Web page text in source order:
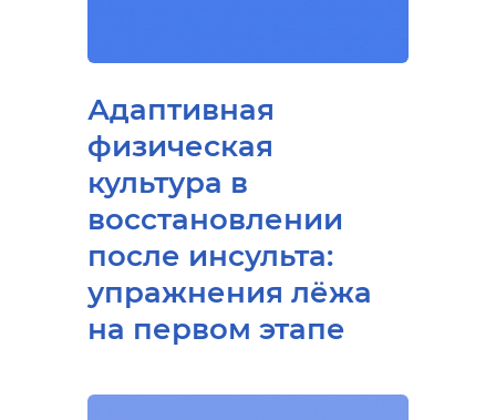
Адаптивная
физическая
культура в
восстановлении
после инсульта:
упражнения лёжа
на первом этапе